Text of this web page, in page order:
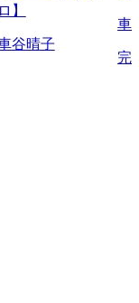
ロ】
谷晴子
車
完